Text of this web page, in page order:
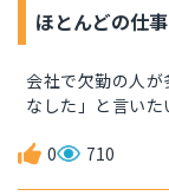
ほとんどの仕
会社で欠勤の人
なした」と言いた
0 710